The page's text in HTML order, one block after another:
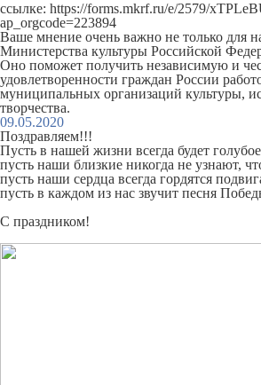
ссылке: https://forms.mkrf.ru/e/2579/
ap_orgcode=223894
Ваше мнение очень важно не только для
Министерства культуры Российской
Оно поможет получить независимую и
удовлетворенности граждан России
муниципальных организаций культуры,
творчества.
09.05.2020
Поздравляем!!!
Пусть в нашей жизни всегда будет
пусть наши близкие никогда не узнают,
пусть наши сердца всегда гордятся
пусть в каждом из нас звучит песня
С праздником!